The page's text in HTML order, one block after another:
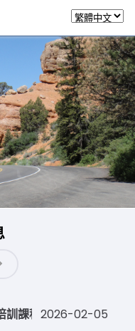
訓課程開課了2026-02-05